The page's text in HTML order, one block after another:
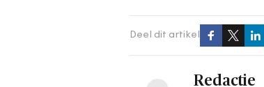
Deel dit artikel
Redactie